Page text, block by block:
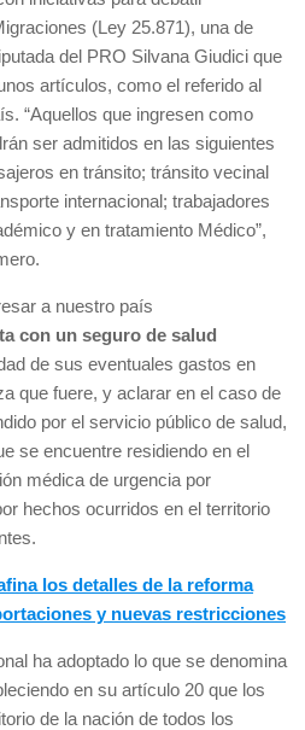
(Ley 25.871), una de
del PRO Silvana Giudici que
artículos, como el referido al
“Aquellos que ingresen como
ser admitidos en las siguientes
en tránsito; tránsito vecinal
internacional; trabajadores
y en tratamiento Médico”,
a nuestro país
con un seguro de salud
de sus eventuales gastos en
que fuere, y aclarar en el caso de
por el servicio público de salud,
se encuentre residiendo en el
médica de urgencia por
hechos ocurridos en el territorio
los detalles de la reforma
y nuevas restricciones
ha adoptado lo que se denomina
en su artículo 20 que los
de la nación de todos los